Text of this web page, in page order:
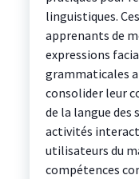
linguistiques.
apprenants de
expressions
grammaticales
consolider leur
de la langue des
activités
utilisateurs du
compétences